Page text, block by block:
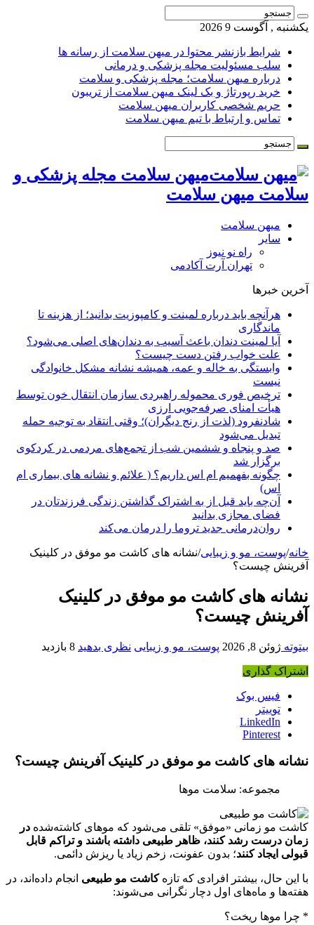
یکشنبه , آگوست 9 2026
شرایط بازنشر محتوا در میهن سلامت از رسانه ها
سلب مسئولیت مجله پزشکی و درمانی
درباره میهن سلامت؛ مجله پزشکی و سلامت
خرید رپورتاژ و بک لینک میهن سلامت از تریبون
حریم شخصی کاربران میهن سلامت
تماس و ارتباط با تیم میهن سلامت
میهن سلامت مجله پزشکی و
سلامت میهن سلامت
میهن سلامت
سایر
راه نو نیوز
تهران آرت آکادمی
آخرین خبرها
هرآنچه باید درباره لمینت و کامپوزیت بدانید؛ از هزینه تا
ماندگاری
آیا لمینت دندان باعث آسیب به دندان‌های اصلی می‌شود؟
علت خواب رفتن دست چیست؟
وابستگی به خاله و عمه، همیشه نشانه مشکل خانوادگی
نیست
ترخیص فوری محموله راهبردی سازمان انتقال خون توسط
هیأت امنای صرفه‌جویی ارزی
شادنفرود (لذت از رنج دیگران)؛ وقتی انتقاد به توجیه حمله
تبدیل می‌شود
صد و پنجاه‌ و ششمین شب از تجمع‌های مردمی در کردکوی
برگزار شد
چگونه بفهمیم ام اس داریم؟ ( علائم و نشانه های بیماری ام
اس)
آن‌چه باید قبل از به اشتراک گذاشتن زندگی فرزندتان در
فضای مجازی بدانید
روان‌درمانی جدید تروما را درمان می‌کند
خانه/پوست، مو و زیبایی/نشانه های کاشت مو موفق در کلینیک
آفرینش چیست؟
نشانه های کاشت مو موفق در کلینیک
آفرینش چیست؟
بیتوته ژوئن 8, 2026 پوست، مو و زیبایی نظری بدهید 8 بازدید
اشتراک گذاری
فیس بوک
توییتر
LinkedIn
Pinterest
نشانه های کاشت مو موفق در کلینیک آفرینش چیست؟
مجموعه: سلامت موها
کاشت مو زمانی «موفق» تلقی می‌شود که موهای کاشته‌شده در
زمان درست رشد کنند، ظاهر طبیعی داشته باشند و تراکم قابل
قبولی ایجاد کنند؛ بدون عفونت، زخم زیاد یا ریزش دائمی.
با این حال، بیشتر افرادی که تازهکاشت مو طبیعی انجام داده‌اند، در
هفته‌ها و ماه‌های اول دچار نگرانی می‌شوند:
* چرا موها ریخت؟